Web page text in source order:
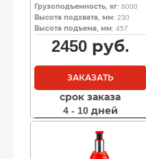
Грузоподъемность, кг: 8000
Высота подхвата, мм: 230
Высота подъема, мм: 457
2450руб.
ЗАКАЗАТЬ
срок заказа
4 - 10 дней